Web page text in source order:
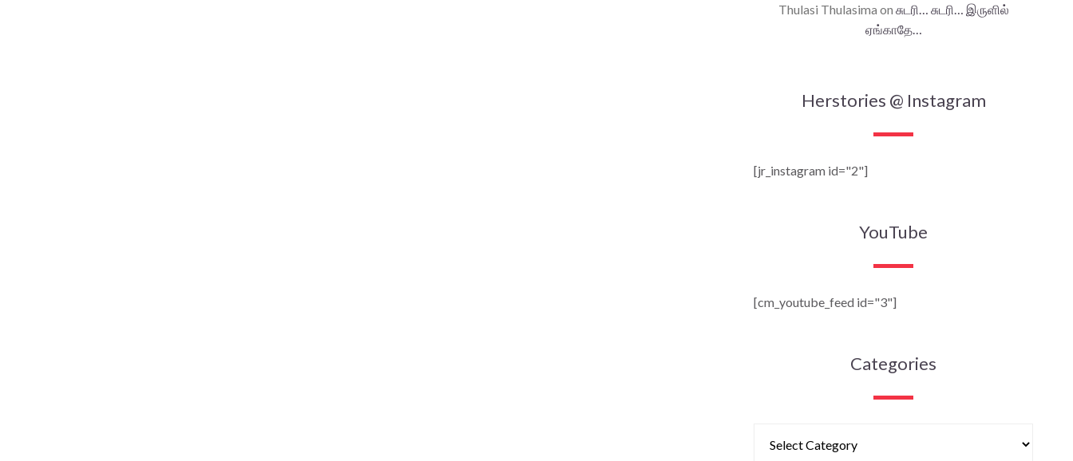
Thulasi Thulasima on சுடரி… சுடரி… இருளில்
ஏங்காதே…
Herstories @ Instagram
[jr_instagram id="2"]
YouTube
[cm_youtube_feed id="3"]
Categories